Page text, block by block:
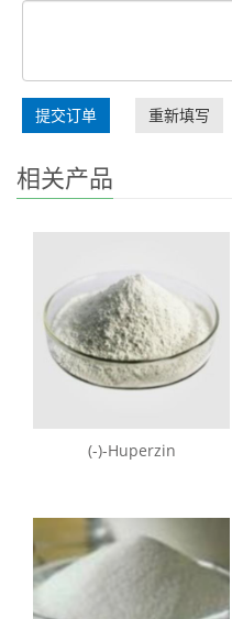
提交订单 重新填写
相关产品
(-)-Huperzin